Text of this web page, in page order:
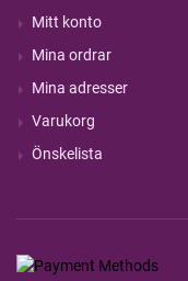
Mitt konto
Mina ordrar
Mina adresser
Varukorg
Önskelista